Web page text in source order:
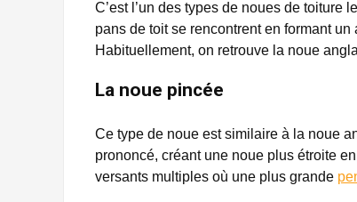
C’est l’un des types de noues de toiture
pans de toit se rencontrent en formant
Habituellement, on retrouve la noue
La noue pincée
Ce type de noue est similaire à la noue
prononcé, créant une noue plus étroite
versants multiples où une plus grande